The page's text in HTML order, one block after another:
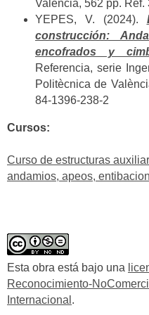
València, 562 pp.
YEPES, V. (2024).
construcción:
encofrados y
Referencia, serie
Politècnica de
84-1396-238-2
Cursos:
Curso de estructuras
andamios, apeos,
Esta obra está bajo una
Reconocimiento-
Internacional .